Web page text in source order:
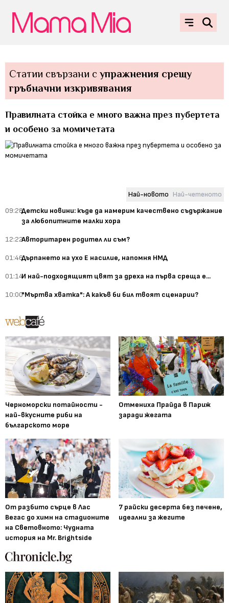
Статии свързани с упражнения срещу
гръбначни изкривявания
Правилната стойка е много важна през пубертета
и особено за момичетата
Най-новото Най-четеното
09:28Детски новини: къде да намерим качествено съдържание
за любопитните малки хора
12:22Авторитарен родител ли съм?
01:46Дърпането на ухо Е насилие, напомня НМД
01:14И най-подходящият цвят за дреха на първа среща е...
10:00"Мъртва хватка": А какъв би бил твоят сценарии?
Черноморски потайности -
най-вкусните риби на
българското море
Отмениха Прайда в Париж
заради жегата
От разбито сърце в Лас
Вегас до химн на стадионите
на Световното: Чудната
история на Mr. Brightside
7 райски десерта без печене,
идеални за жегите